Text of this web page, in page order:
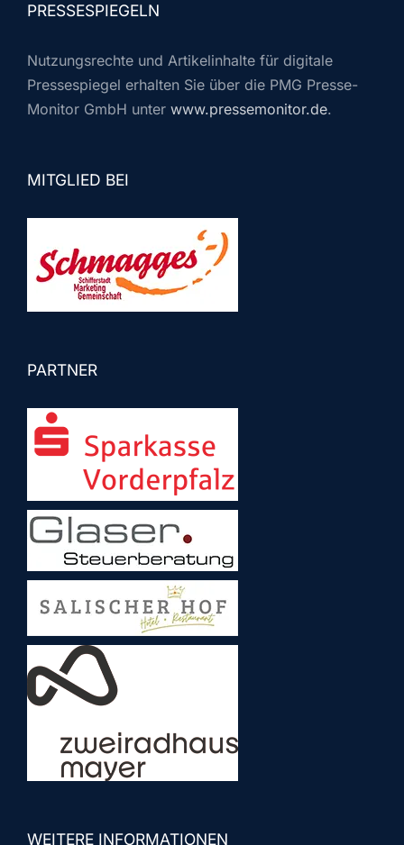
PRESSESPIEGELN
Nutzungsrechte und Artikelinhalte für digitale
Pressespiegel erhalten Sie über die PMG Presse-
Monitor GmbH unter www.pressemonitor.de.
MITGLIED BEI
PARTNER
WEITERE INFORMATIONEN